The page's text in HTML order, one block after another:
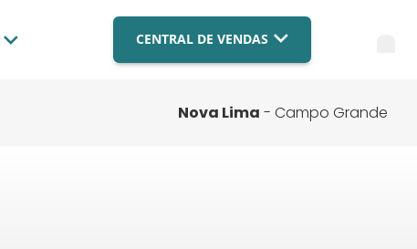
CENTRAL DE VENDAS
(061) 9879-4559
Blog
Compre com a BR
Nova Lima - Campo Grande